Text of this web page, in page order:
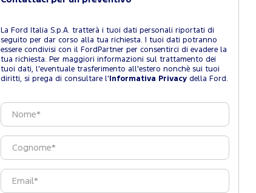
La Ford Italia S.p.A. tratterà i tuoi dati personali riportati di
seguito per dar corso alla tua richiesta. I tuoi dati potranno
essere condivisi con il FordPartner per consentirci di evadere la
tua richiesta. Per maggiori informazioni sul trattamento dei
tuoi dati, l'eventuale trasferimento all'estero nonchè sui tuoi
diritti, si prega di consultare l' Informativa Privacydella Ford.